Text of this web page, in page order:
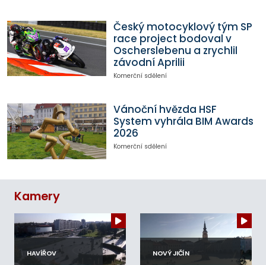
Český motocyklový tým SP
race project bodoval v
Oscherslebenu a zrychlil
závodní Aprilii
Komerční sdělení
Vánoční hvězda HSF
System vyhrála BIM Awards
2026
Komerční sdělení
Kamery
HAVÍŘOV NOVÝ JIČÍN